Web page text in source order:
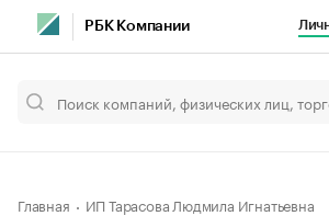
РБК Компании
Главная ИП Тарасова Людмила Игнатьевна